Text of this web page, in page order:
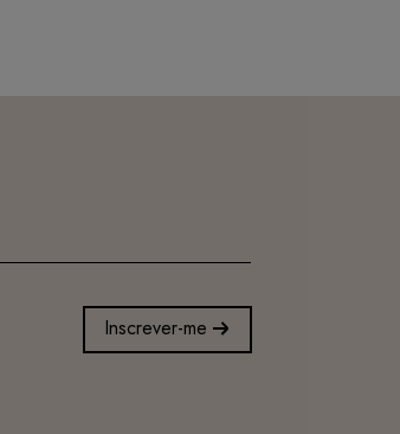
Inscrever-me